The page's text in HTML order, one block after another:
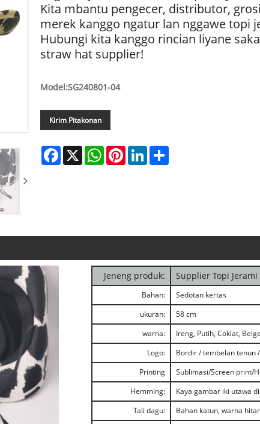
Kita mbantu pengecer, distributor,
merek kanggo ngatur lan nggawe topi
Hubungi kita kanggo rincian liyane
straw hat supplier!
Model:SG240801-04
Kirim Pitakonan
Facebook
X WhatsApp
PinterestLinkedIn
Jeneng produk: Supplier Topi
Bahan:
Sedotan kertas
ukuran:
58 cm
warna:
Ireng, Putih, Coklat,
Logo:
Bordir / tembelan tenun
Printing
Sublimasi/Screen print/
Hemming:
Kaya gambar iki utawa
Tali dagu:
Bahan katun, warna